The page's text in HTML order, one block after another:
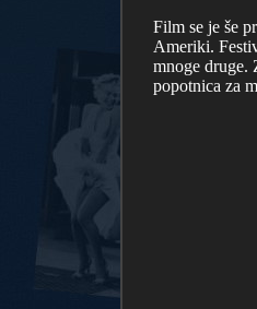
Film se je še
Ameriki.
mnoge druge.
popotnica za